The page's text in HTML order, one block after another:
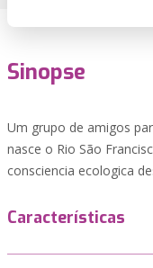
Sinopse
Um grupo de amigos
nasce o Rio São
consciencia ecologica
Características